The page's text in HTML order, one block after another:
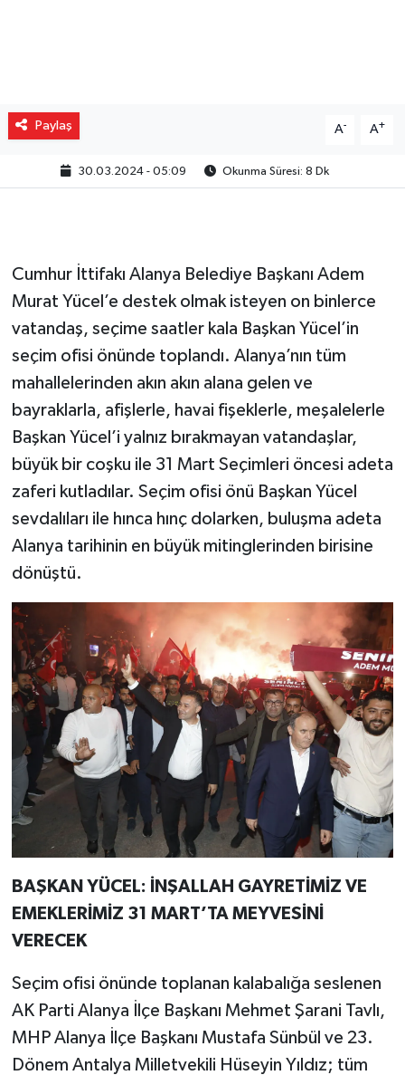
Paylaş A- A+
30.03.2024 - 05:09 Okunma Süresi: 8 Dk
Cumhur İttifakı Alanya Belediye Başkanı Adem
Murat Yücel’e destek olmak isteyen on binlerce
vatandaş, seçime saatler kala Başkan Yücel’in
seçim ofisi önünde toplandı. Alanya’nın tüm
mahallelerinden akın akın alana gelen ve
bayraklarla, afişlerle, havai fişeklerle, meşalelerle
Başkan Yücel’i yalnız bırakmayan vatandaşlar,
büyük bir coşku ile 31 Mart Seçimleri öncesi adeta
zaferi kutladılar. Seçim ofisi önü Başkan Yücel
sevdalıları ile hınca hınç dolarken, buluşma adeta
Alanya tarihinin en büyük mitinglerinden birisine
dönüştü.
BAŞKAN YÜCEL: İNŞALLAH GAYRETİMİZ VE
EMEKLERİMİZ 31 MART’TA MEYVESİNİ
VERECEK
Seçim ofisi önünde toplanan kalabalığa seslenen
AK Parti Alanya İlçe Başkanı Mehmet Şarani Tavlı,
MHP Alanya İlçe Başkanı Mustafa Sünbül ve 23.
Dönem Antalya Milletvekili Hüseyin Yıldız; tüm